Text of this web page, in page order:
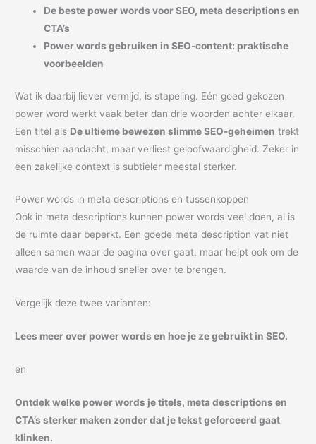
De beste power words voor SEO, meta descriptions en
CTA’s
Power words gebruiken in SEO-content: praktische
voorbeelden
Wat ik daarbij liever vermijd, is stapeling. Eén goed gekozen
power word werkt vaak beter dan drie woorden achter elkaar.
Een titel als De ultieme bewezen slimme SEO-geheimen trekt
misschien aandacht, maar verliest geloofwaardigheid. Zeker in
een zakelijke context is subtieler meestal sterker.
Power words in meta descriptions en tussenkoppen
Ook in meta descriptions kunnen power words veel doen, al is
de ruimte daar beperkt. Een goede meta description vat niet
alleen samen waar de pagina over gaat, maar helpt ook om de
waarde van de inhoud sneller over te brengen.
Vergelijk deze twee varianten:
Lees meer over power words en hoe je ze gebruikt in SEO.
en
Ontdek welke power words je titels, meta descriptions en
CTA’s sterker maken zonder dat je tekst geforceerd gaat
klinken.